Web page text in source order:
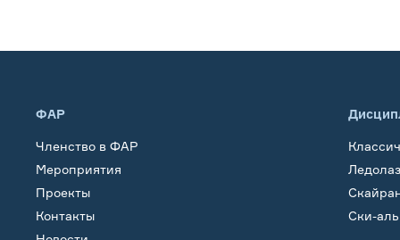
ФАР
Членство в ФАР
Мероприятия
Проекты
Контакты
Ски-